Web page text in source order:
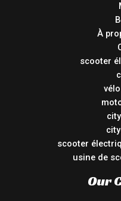
À
scooter
scooter
usine de
Our